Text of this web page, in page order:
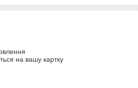
на вашу картку